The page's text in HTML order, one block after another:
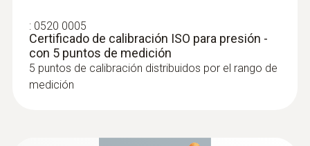
: 0520 0005
Certificado de calibración ISO para presión -
con 5 puntos de medición
5 puntos de calibración distribuidos por el rango de
medición